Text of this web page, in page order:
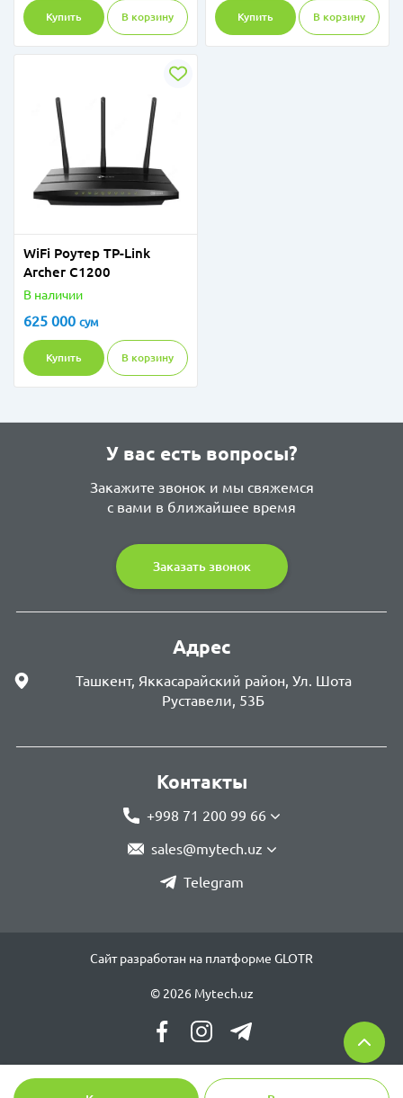
Купить В корзину Купить В корзину
WiFi Роутер TP-Link
Archer C1200
В наличии
625 000 сум
Купить В корзину
У вас есть вопросы?
Закажите звонок и мы свяжемся
с вами в ближайшее время
Заказать звонок
Адрес
Ташкент, Яккасарайский район, Ул. Шота
Руставели, 53Б
Контакты
+998 71 200 99 66
sales@mytech.uz
Telegram
Сайт разработан на платформе GLOTR
© 2026 Mytech.uz